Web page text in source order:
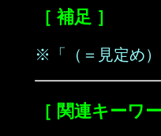
［ 補足 ］
※「（＝見定め
［ 関連キーワ